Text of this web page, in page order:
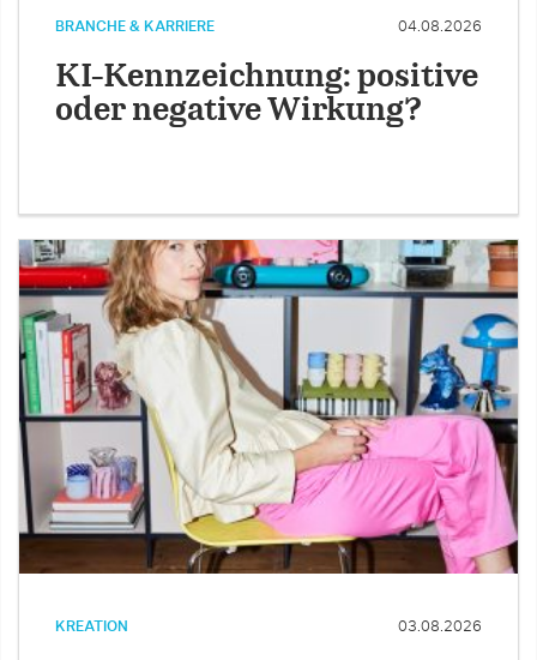
BRANCHE & KARRIERE 04.08.2026
KI-Kennzeichnung: positive
oder negative Wirkung?
KREATION 03.08.2026